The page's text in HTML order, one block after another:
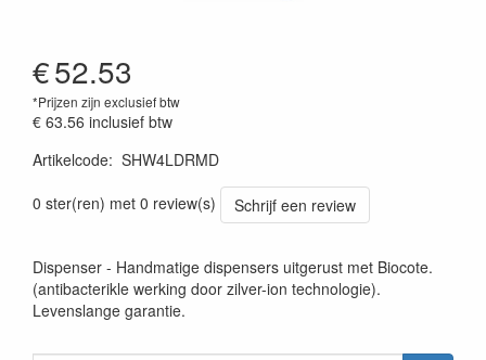
€52.53
*Prijzen zijn exclusief btw
€ 63.56 inclusief btw
Artikelcode: SHW4LDRMD
0 ster(ren) met 0 review(s)
Schrijf een review
Dispenser - Handmatige dispensers uitgerust met Biocote.
(antibacterikle werking door zilver-ion technologie).
Levenslange garantie.